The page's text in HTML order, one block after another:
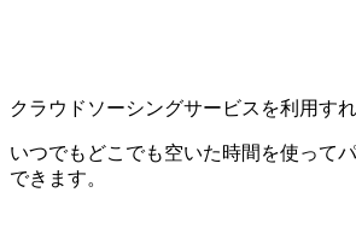
クラウドソーシングサービスを利用すれ
いつでもどこでも空いた時間を使って
できます。